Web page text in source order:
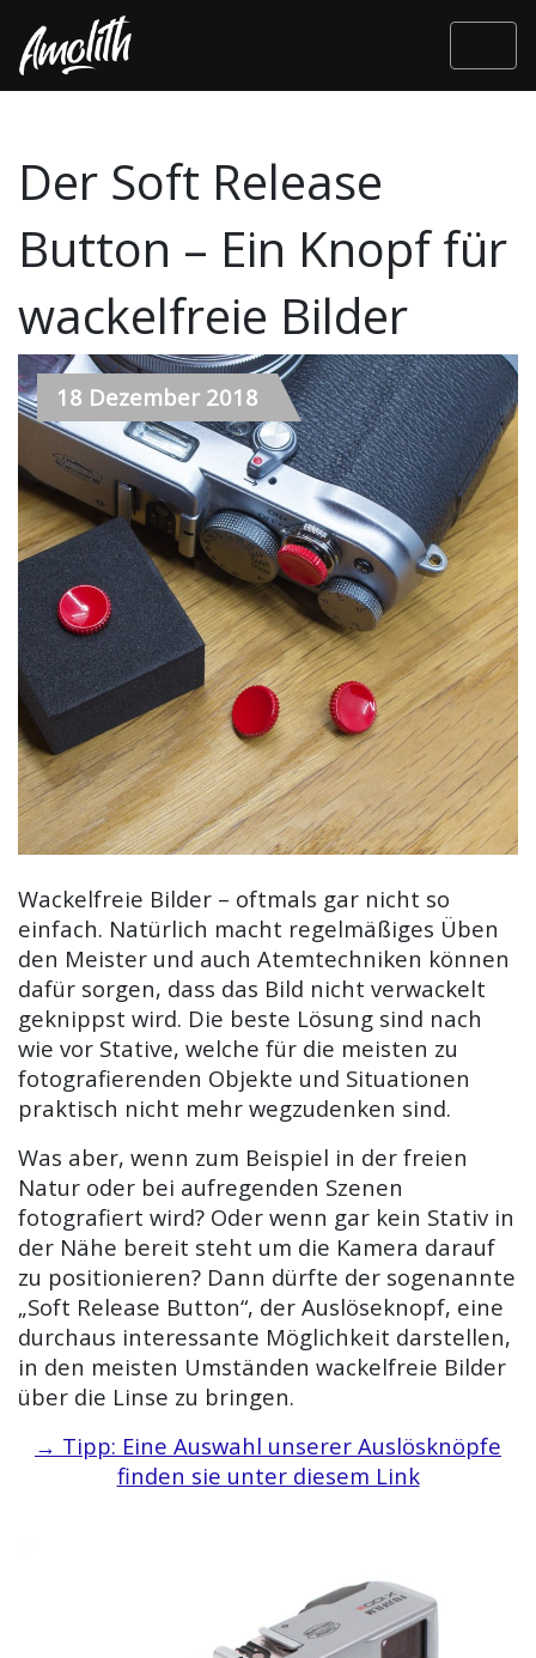
Der Soft Release
Button – Ein Knopf für
wackelfreie Bilder
18 Dezember 2018
Wackelfreie Bilder – oftmals gar nicht so
einfach. Natürlich macht regelmäßiges Üben
den Meister und auch Atemtechniken können
dafür sorgen, dass das Bild nicht verwackelt
geknippst wird. Die beste Lösung sind nach
wie vor Stative, welche für die meisten zu
fotografierenden Objekte und Situationen
praktisch nicht mehr wegzudenken sind.
Was aber, wenn zum Beispiel in der freien
Natur oder bei aufregenden Szenen
fotografiert wird? Oder wenn gar kein Stativ in
der Nähe bereit steht um die Kamera darauf
zu positionieren? Dann dürfte der sogenannte
„Soft Release Button“, der Auslöseknopf, eine
durchaus interessante Möglichkeit darstellen,
in den meisten Umständen wackelfreie Bilder
über die Linse zu bringen.
→ Tipp: Eine Auswahl unserer Auslösknöpfe
finden sie unter diesem Link